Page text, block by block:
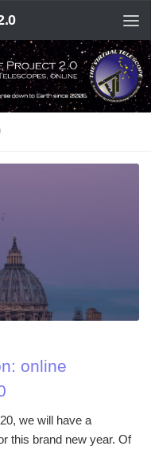
online
we will have a
this brand new year. Of